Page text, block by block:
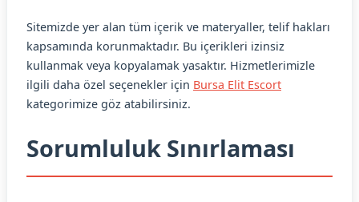
Sitemizde yer alan tüm içerik ve materyaller, telif hakları
kapsamında korunmaktadır. Bu içerikleri izinsiz
kullanmak veya kopyalamak yasaktır. Hizmetlerimizle
ilgili daha özel seçenekler için Bursa Elit Escort
kategorimize göz atabilirsiniz.
Sorumluluk Sınırlaması